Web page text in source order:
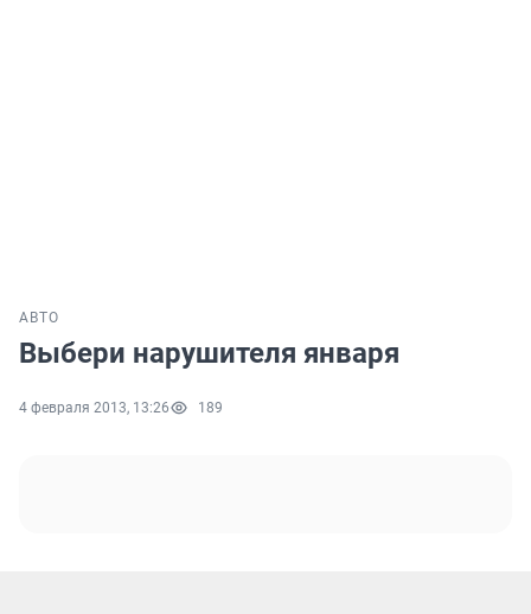
АВТО
Выбери нарушителя января
4 февраля 2013, 13:26 189